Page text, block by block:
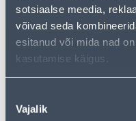
sotsiaalse meedia,
võivad seda
esitanud või mida nad
kasutamise käigus.
valik
Vajalik
• 14-päevane
• HANKIJA LAOST